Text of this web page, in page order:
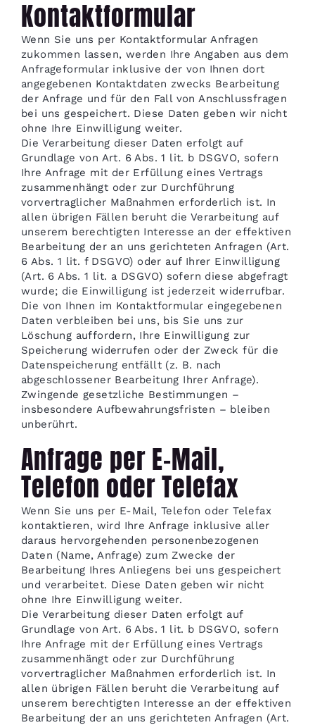
Kontaktformular
Wenn Sie uns per Kontaktformular Anfragen
zukommen lassen, werden Ihre Angaben aus dem
Anfrageformular inklusive der von Ihnen dort
angegebenen Kontaktdaten zwecks Bearbeitung
der Anfrage und für den Fall von Anschlussfragen
bei uns gespeichert. Diese Daten geben wir nicht
ohne Ihre Einwilligung weiter.
Die Verarbeitung dieser Daten erfolgt auf
Grundlage von Art. 6 Abs. 1 lit. b DSGVO, sofern
Ihre Anfrage mit der Erfüllung eines Vertrags
zusammenhängt oder zur Durchführung
vorvertraglicher Maßnahmen erforderlich ist. In
allen übrigen Fällen beruht die Verarbeitung auf
unserem berechtigten Interesse an der effektiven
Bearbeitung der an uns gerichteten Anfragen (Art.
6 Abs. 1 lit. f DSGVO) oder auf Ihrer Einwilligung
(Art. 6 Abs. 1 lit. a DSGVO) sofern diese abgefragt
wurde; die Einwilligung ist jederzeit widerrufbar.
Die von Ihnen im Kontaktformular eingegebenen
Daten verbleiben bei uns, bis Sie uns zur
Löschung auffordern, Ihre Einwilligung zur
Speicherung widerrufen oder der Zweck für die
Datenspeicherung entfällt (z. B. nach
abgeschlossener Bearbeitung Ihrer Anfrage).
Zwingende gesetzliche Bestimmungen –
insbesondere Aufbewahrungsfristen – bleiben
unberührt.
Anfrage per E-Mail,
Telefon oder Telefax
Wenn Sie uns per E-Mail, Telefon oder Telefax
kontaktieren, wird Ihre Anfrage inklusive aller
daraus hervorgehenden personenbezogenen
Daten (Name, Anfrage) zum Zwecke der
Bearbeitung Ihres Anliegens bei uns gespeichert
und verarbeitet. Diese Daten geben wir nicht
ohne Ihre Einwilligung weiter.
Die Verarbeitung dieser Daten erfolgt auf
Grundlage von Art. 6 Abs. 1 lit. b DSGVO, sofern
Ihre Anfrage mit der Erfüllung eines Vertrags
zusammenhängt oder zur Durchführung
vorvertraglicher Maßnahmen erforderlich ist. In
allen übrigen Fällen beruht die Verarbeitung auf
unserem berechtigten Interesse an der effektiven
Bearbeitung der an uns gerichteten Anfragen (Art.